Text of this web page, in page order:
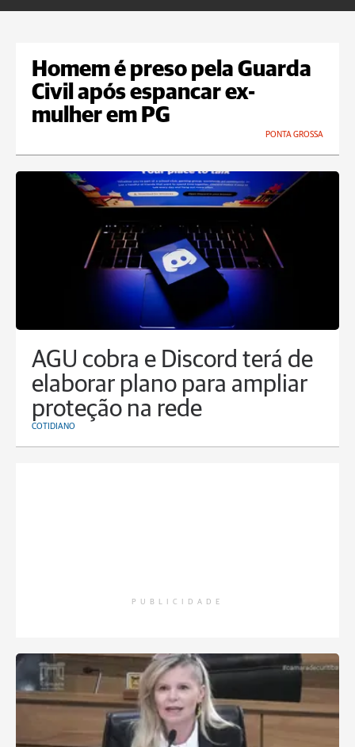
Homem é preso pela Guarda
Civil após espancar ex-
mulher em PG
PONTA GROSSA
AGU cobra e Discord terá de
elaborar plano para ampliar
proteção na rede
COTIDIANO
PUBLICIDADE